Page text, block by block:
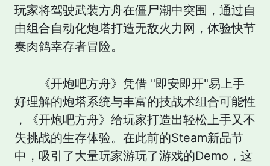
玩家将驾驶武装方舟在僵尸潮中突围，通过自
由组合自动化炮塔打造无敌火力网，体验快节
奏肉鸽幸存者冒险。
《开炮吧方舟》凭借 "即安即开"易上手
好理解的炮塔系统与丰富的技战术组合可能性
，《开炮吧方舟》给玩家打造出轻松上手又不
失挑战的生存体验。在此前的Steam新品节
中，吸引了大量玩家游玩了游戏的Demo，这